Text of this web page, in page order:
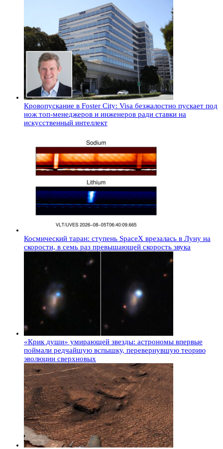
Кровопускание в Foster City: Visa безжалостно пускает под
нож топ-менеджеров и инженеров ради ставки на
искусственный интеллект
Космический таран: ступень SpaceX врезалась в Луну на
скорости, в семь раз превышающей скорость звука
«Крик души» умирающей звезды: астрономы впервые
поймали редчайшую вспышку, перевернувшую теорию
эволюции сверхновых